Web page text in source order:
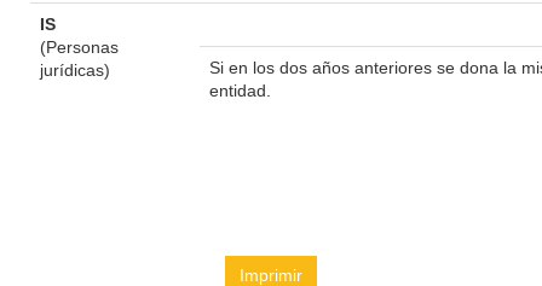
IS
(Personas
jurídicas)
Si en los dos años anteriores se dona la
entidad.
Imprimir